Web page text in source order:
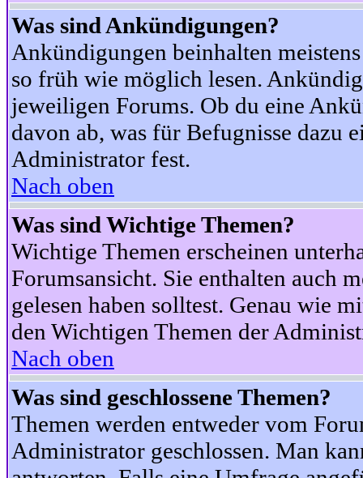
Was sind Ankündigungen?
Ankündigungen beinhalten
so früh wie möglich lesen.
jeweiligen Forums. Ob du eine
davon ab, was für Befugnisse dazu
Administrator fest.
Nach oben
Was sind Wichtige Themen?
Wichtige Themen erscheinen
Forumsansicht. Sie enthalten auch
gelesen haben solltest. Genau wie
den Wichtigen Themen der
Nach oben
Was sind geschlossene Themen?
Themen werden entweder vom
Administrator geschlossen. Man